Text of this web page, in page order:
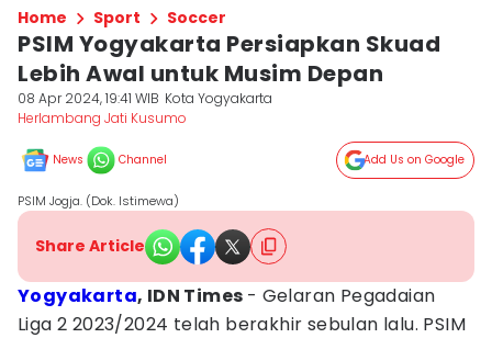
Home Sport Soccer
PSIM Yogyakarta Persiapkan Skuad
Lebih Awal untuk Musim Depan
08 Apr 2024, 19:41 WIB Kota Yogyakarta
Herlambang Jati Kusumo
News Channel Add Us on Google
PSIM Jogja. (Dok. Istimewa)
Share Article
Yogyakarta, IDN Times - Gelaran Pegadaian
Liga 2 2023/2024 telah berakhir sebulan lalu. PSIM